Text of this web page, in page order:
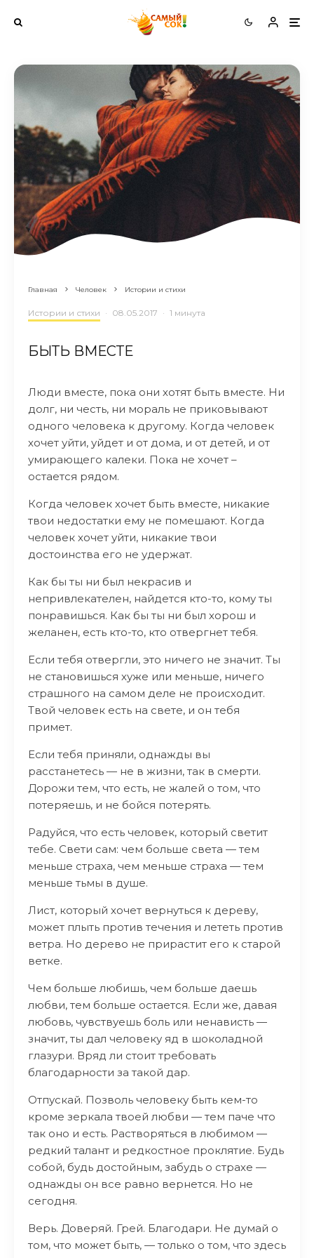
Главная Человек Истории и стихи
Истории и стихи · 08.05.2017 · 1 минута
БЫТЬ ВМЕСТЕ
Люди вместе, пока они хотят быть вместе. Ни
долг, ни честь, ни мораль не приковывают
одного человека к другому. Когда человек
хочет уйти, уйдет и от дома, и от детей, и от
умирающего калеки. Пока не хочет –
остается рядом.
Когда человек хочет быть вместе, никакие
твои недостатки ему не помешают. Когда
человек хочет уйти, никакие твои
достоинства его не удержат.
Как бы ты ни был некрасив и
непривлекателен, найдется кто-то, кому ты
понравишься. Как бы ты ни был хорош и
желанен, есть кто-то, кто отвергнет тебя.
Если тебя отвергли, это ничего не значит. Ты
не становишься хуже или меньше, ничего
страшного на самом деле не происходит.
Твой человек есть на свете, и он тебя
примет.
Если тебя приняли, однажды вы
расстанетесь — не в жизни, так в смерти.
Дорожи тем, что есть, не жалей о том, что
потеряешь, и не бойся потерять.
Радуйся, что есть человек, который светит
тебе. Свети сам: чем больше света — тем
меньше страха, чем меньше страха — тем
меньше тьмы в душе.
Лист, который хочет вернуться к дереву,
может плыть против течения и лететь против
ветра. Но дерево не прирастит его к старой
ветке.
Чем больше любишь, чем больше даешь
любви, тем больше остается. Если же, давая
любовь, чувствуешь боль или ненависть —
значит, ты дал человеку яд в шоколадной
глазури. Вряд ли стоит требовать
благодарности за такой дар.
Отпускай. Позволь человеку быть кем-то
кроме зеркала твоей любви — тем паче что
так оно и есть. Растворяться в любимом —
редкий талант и редкостное проклятие. Будь
собой, будь достойным, забудь о страхе —
однажды он все равно вернется. Но не
сегодня.
Верь. Доверяй. Грей. Благодари. Не думай о
том, что может быть, — только о том, что здесь